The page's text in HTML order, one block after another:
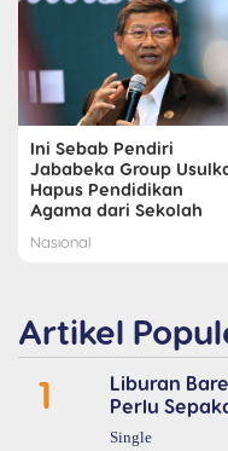
Ini Sebab Pendiri
Jababeka Group
Hapus Pendidikan
Agama dari Sekolah
Nasional
Artikel
1
Liburan
Perlu
Single